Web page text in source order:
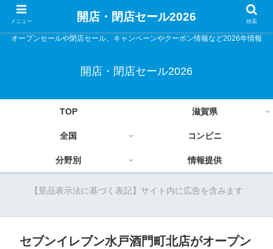
オープンセールや閉店セール、キャンペーンやクーポン情報など2026年情報
開店・閉店セール2026
TOP 滋賀県
全国 コンビニ
分野別 情報提供
【景品表示法に基づく表記】サイト内に広告を含みます
セブンイレブン水戸酒門町北店がオープン
メニュー 開店・閉店セール2026 検索